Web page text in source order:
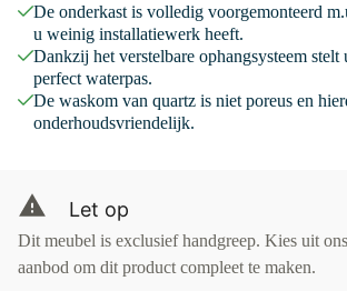
De onderkast is volledig voorgemonteerd
u weinig installatiewerk heeft.
Dankzij het verstelbare ophangsysteem stelt
perfect waterpas.
De waskom van quartz is niet poreus en
onderhoudsvriendelijk.
Let op
Dit meubel is exclusief handgreep. Kies uit
aanbod om dit product compleet te maken.